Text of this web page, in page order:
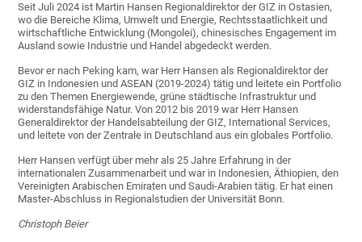
Seit Juli 2024 ist Martin Hansen Regionaldirektor der GIZ in Ostasien,
wo die Bereiche Klima, Umwelt und Energie, Rechtsstaatlichkeit und
wirtschaftliche Entwicklung (Mongolei), chinesisches Engagement im
Ausland sowie Industrie und Handel abgedeckt werden.
Bevor er nach Peking kam, war Herr Hansen als Regionaldirektor der
GIZ in Indonesien und ASEAN (2019-2024) tätig und leitete ein Portfolio
zu den Themen Energiewende, grüne städtische Infrastruktur und
widerstandsfähige Natur. Von 2012 bis 2019 war Herr Hansen
Generaldirektor der Handelsabteilung der GIZ, International Services,
und leitete von der Zentrale in Deutschland aus ein globales Portfolio.
Herr Hansen verfügt über mehr als 25 Jahre Erfahrung in der
internationalen Zusammenarbeit und war in Indonesien, Äthiopien, den
Vereinigten Arabischen Emiraten und Saudi-Arabien tätig. Er hat einen
Master-Abschluss in Regionalstudien der Universität Bonn.
Christoph Beier